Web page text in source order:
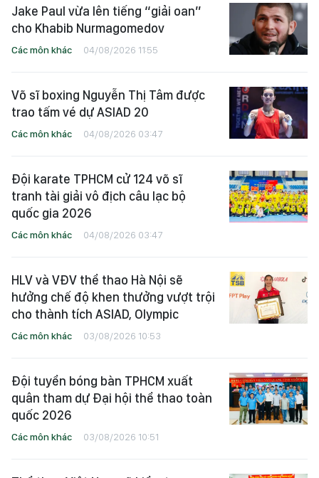
Jake Paul vừa lên tiếng “giải oan”
cho Khabib Nurmagomedov
Các môn khác 04/08/2026 11:55
Võ sĩ boxing Nguyễn Thị Tâm được
trao tấm vé dự ASIAD 20
Các môn khác 04/08/2026 03:47
Đội karate TPHCM cử 124 võ sĩ
tranh tài giải vô địch câu lạc bộ
quốc gia 2026
Các môn khác 04/08/2026 03:47
HLV và VĐV thể thao Hà Nội sẽ
hưởng chế độ khen thưởng vượt trội
cho thành tích ASIAD, Olympic
Các môn khác 03/08/2026 10:53
Đội tuyển bóng bàn TPHCM xuất
quân tham dự Đại hội thể thao toàn
quốc 2026
Các môn khác 03/08/2026 10:51